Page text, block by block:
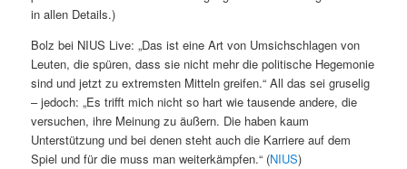
in allen Details.)
Bolz bei NIUS Live: „Das ist eine Art von Umsichschlagen von
Leuten, die spüren, dass sie nicht mehr die politische Hegemonie
sind und jetzt zu extremsten Mitteln greifen.“ All das sei gruselig
– jedoch: „Es trifft mich nicht so hart wie tausende andere, die
versuchen, ihre Meinung zu äußern. Die haben kaum
Unterstützung und bei denen steht auch die Karriere auf dem
Spiel und für die muss man weiterkämpfen.“ (NIUS)